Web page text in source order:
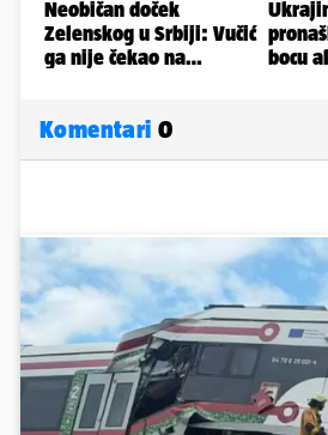
Komentari 0